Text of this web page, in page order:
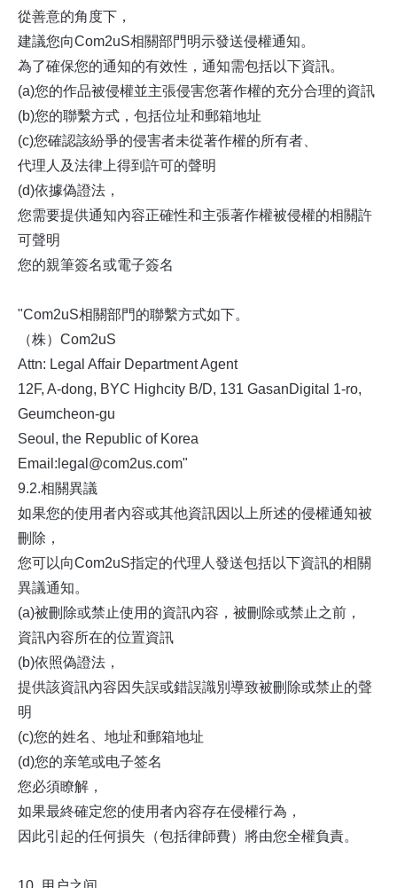
從善意的角度下，
建議您向Com2uS相關部門明示發送侵權通知。
為了確保您的通知的有效性，通知需包括以下資訊。
(a)您的作品被侵權並主張侵害您著作權的充分合理的資訊
(b)您的聯繫方式，包括位址和郵箱地址
(c)您確認該紛爭的侵害者未從著作權的所有者、
代理人及法律上得到許可的聲明
(d)依據偽證法，
您需要提供通知內容正確性和主張著作權被侵權的相關許
可聲明
您的親筆簽名或電子簽名
"Com2uS相關部門的聯繫方式如下。
（株）Com2uS
Attn: Legal Affair Department Agent
12F, A-dong, BYC Highcity B/D, 131 GasanDigital 1-ro,
Geumcheon-gu
Seoul, the Republic of Korea
Email:legal@com2us.com"
9.2.相關異議
如果您的使用者內容或其他資訊因以上所述的侵權通知被
刪除，
您可以向Com2uS指定的代理人發送包括以下資訊的相關
異議通知。
(a)被刪除或禁止使用的資訊內容，被刪除或禁止之前，
資訊內容所在的位置資訊
(b)依照偽證法，
提供該資訊內容因失誤或錯誤識別導致被刪除或禁止的聲
明
(c)您的姓名、地址和郵箱地址
(d)您的亲笔或电子签名
您必須瞭解，
如果最終確定您的使用者內容存在侵權行為，
因此引起的任何損失（包括律師費）將由您全權負責。